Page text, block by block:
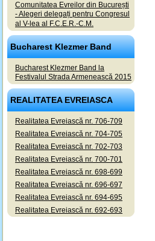
Comunitatea Evreilor din București
- Alegeri delegați pentru Congresul
al V-lea al F.C.E.R.-C.M.
Bucharest Klezmer Band
Bucharest Klezmer Band la
Festivalul Strada Armenească 2015
REALITATEA EVREIASCA
Realitatea Evreiască nr. 706-709
Realitatea Evreiască nr. 704-705
Realitatea Evreiască nr. 702-703
Realitatea Evreiască nr. 700-701
Realitatea Evreiască nr. 698-699
Realitatea Evreiască nr. 696-697
Realitatea Evreiască nr. 694-695
Realitatea Evreiască nr. 692-693